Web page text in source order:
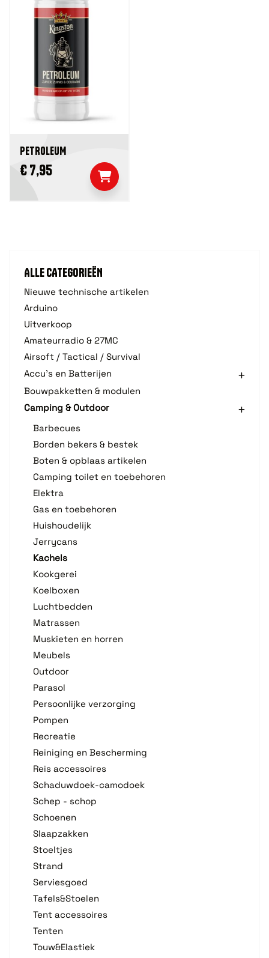
ALLE CATEGORIEËN
Nieuwe technische artikelen
Arduino
Uitverkoop
Amateurradio & 27MC
Airsoft / Tactical / Survival
Accu's en Batterijen
Bouwpakketten & modulen
Camping & Outdoor
Barbecues
Borden bekers & bestek
Boten & opblaas artikelen
Camping toilet en toebehoren
Elektra
Gas en toebehoren
Huishoudelijk
Jerrycans
Kachels
Kookgerei
Koelboxen
Luchtbedden
Matrassen
Muskieten en horren
Meubels
Outdoor
Parasol
Persoonlijke verzorging
Pompen
Recreatie
Reiniging en Bescherming
Reis accessoires
Schaduwdoek-camodoek
Schep - schop
Schoenen
Slaapzakken
Stoeltjes
Strand
Serviesgoed
Tafels&Stoelen
Tent accessoires
Tenten
Touw&Elastiek
PETROLEUM
€ 7,95